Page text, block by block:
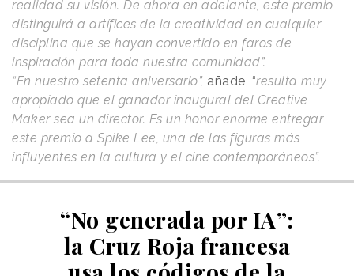
realidad su visión. De ahora en adelante, este premio
distinguirá a artífices de la creatividad en cualquier
disciplina que se hayan convertido en faros de
inspiración para toda nuestra comunidad”.
“En nuestro setenta aniversario”, añade, “resulta muy
apropiado que el ganador inaugural del Creative
Maker sea un director. Es un honor enorme entregar
este premio a Spike Lee, una de las figuras más
influyentes en la cultura y el cine contemporáneos”.
“No generada por IA”:
la Cruz Roja francesa